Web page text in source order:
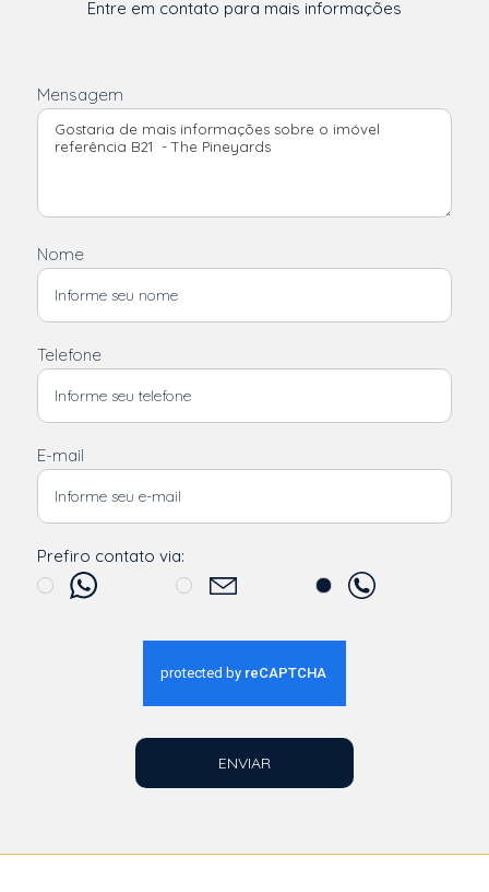
Entre em contato para mais informações
Mensagem
Nome
Telefone
E-mail
Prefiro contato via:
ENVIAR